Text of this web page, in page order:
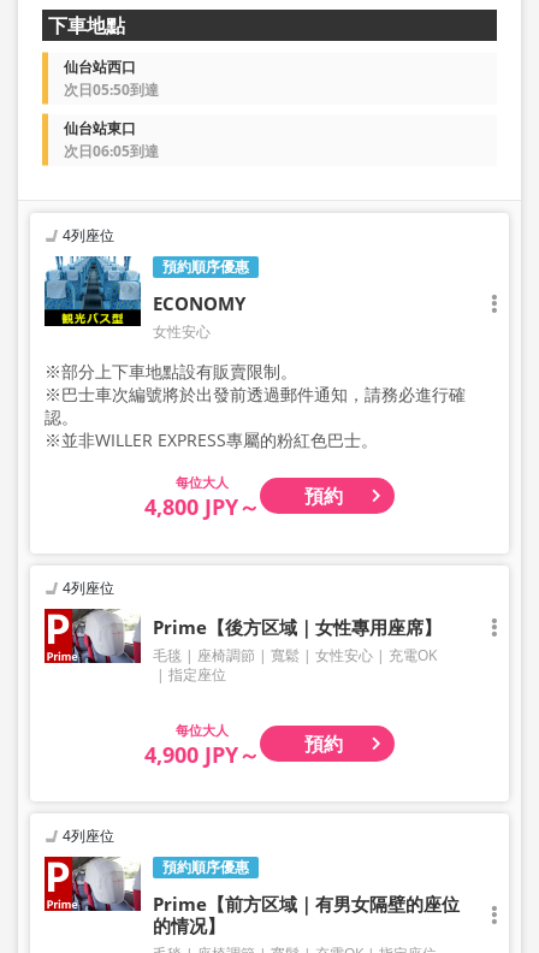
下車地點
仙台站西口
次日05:50到達
仙台站東口
次日06:05到達
預約順序優惠
4列座位
ECONOMY
女性安心
※部分上下車地點設有販賣限制。
※巴士車次編號將於出發前透過郵件通知，請務必進行確
認。
※並非WILLER EXPRESS專屬的粉紅色巴士。
大人
4,800 JPY～ 預約
4列座位
Prime【後方区域｜女性專用座席】
毛毯 座椅調節 寬鬆 女性安心
充電OK
指定座位
大人
4,900 JPY～ 預約
預約順序優惠
4列座位
Prime【前方区域｜有男女隔壁的座位
的情况】